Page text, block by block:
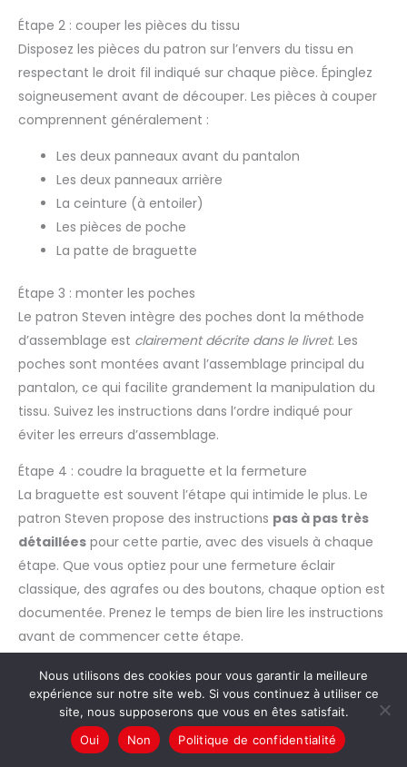
Étape 2 : couper les pièces du tissu
Disposez les pièces du patron sur l’envers du tissu en
respectant le droit fil indiqué sur chaque pièce. Épinglez
soigneusement avant de découper. Les pièces à couper
comprennent généralement :
Les deux panneaux avant du pantalon
Les deux panneaux arrière
La ceinture (à entoiler)
Les pièces de poche
La patte de braguette
Étape 3 : monter les poches
Le patron Steven intègre des poches dont la méthode
d’assemblage est clairement décrite dans le livret. Les
poches sont montées avant l’assemblage principal du
pantalon, ce qui facilite grandement la manipulation du
tissu. Suivez les instructions dans l’ordre indiqué pour
éviter les erreurs d’assemblage.
Étape 4 : coudre la braguette et la fermeture
La braguette est souvent l’étape qui intimide le plus. Le
patron Steven propose des instructions pas à pas très
détaillées pour cette partie, avec des visuels à chaque
étape. Que vous optiez pour une fermeture éclair
classique, des agrafes ou des boutons, chaque option est
documentée. Prenez le temps de bien lire les instructions
avant de commencer cette étape.
Étape 5 : assembler les jambes et coudre les coutures
Cousez les coutures d’entrejambe et les coutures
latérales en respectant les valeurs de couture indiquées
sur le patron (généralement 1 cm).Surfilez ou surfiler
Nous utilisons des cookies pour vous garantir la meilleure
expérience sur notre site web. Si vous continuez à utiliser ce
site, nous supposerons que vous en êtes satisfait.
Oui
Non Politique de confidentialité